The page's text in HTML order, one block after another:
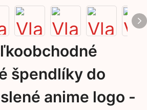
špendlíky do
anime logo -